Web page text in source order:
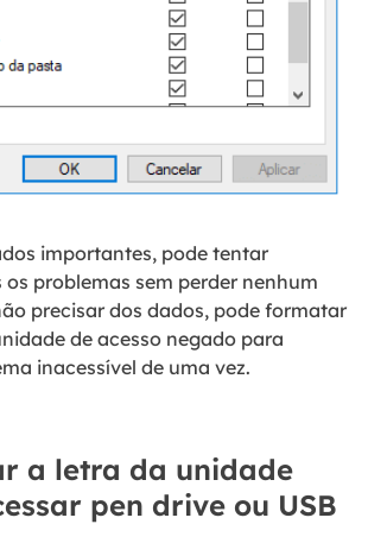
importantes, pode tentar
problemas sem perder nenhum
precisar dos dados, pode formatar
de acesso negado para
inacessível de uma vez.
a letra da unidade
pen drive ou USB